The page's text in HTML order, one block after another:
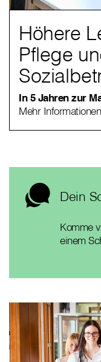
Höhere
Pflege
In 5 Jahren zur
Mehr
Dein
Komme
einem